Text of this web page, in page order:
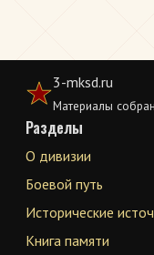
3-mksd.ru
Материалы
Разделы
О дивизии
Боевой путь
Исторические
Книга памяти